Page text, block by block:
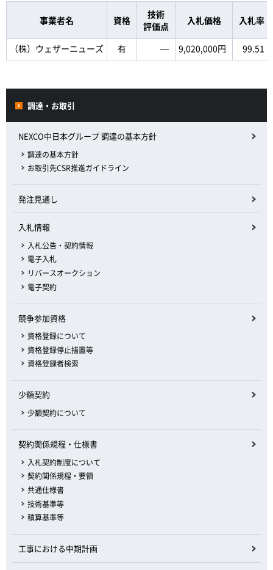
事業者名 資格
技術
評価点
入札価格 入札率
（株）ウェザーニューズ 有 ― 9,020,000円 99.51
調達・お取引
NEXCO中日本グループ 調達の基本方針
調達の基本方針
お取引先CSR推進ガイドライン
発注見通し
入札情報
入札公告・契約情報
電子入札
リバースオークション
電子契約
競争参加資格
資格登録について
資格登録停止措置等
資格登録者検索
少額契約
少額契約について
契約関係規程・仕様書
入札契約制度について
契約関係規程・要領
共通仕様書
技術基準等
積算基準等
工事における中期計画